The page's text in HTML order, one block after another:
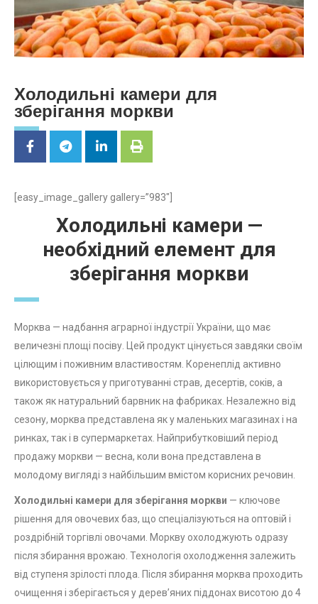
Холодильні камери для
зберігання моркви
[easy_image_gallery gallery=”983″]
Холодильні камери —
необхідний елемент для
зберігання моркви
Морква — надбання аграрної індустрії України, що має
величезні площі посіву. Цей продукт цінується завдяки своїм
цілющим і поживним властивостям. Коренеплід активно
використовується у приготуванні страв, десертів, соків, а
також як натуральний барвник на фабриках. Незалежно від
сезону, морква представлена як у маленьких магазинах і на
ринках, так і в супермаркетах. Найприбутковіший період
продажу моркви — весна, коли вона представлена в
молодому вигляді з найбільшим вмістом корисних речовин.
Холодильні камери для зберігання моркви — ключове
рішення для овочевих баз, що спеціалізуються на оптовій і
роздрібній торгівлі овочами. Моркву охолоджують одразу
після збирання врожаю. Технологія охолодження залежить
від ступеня зрілості плода. Після збирання морква проходить
очищення і зберігається у дерев’яних піддонах висотою до 4